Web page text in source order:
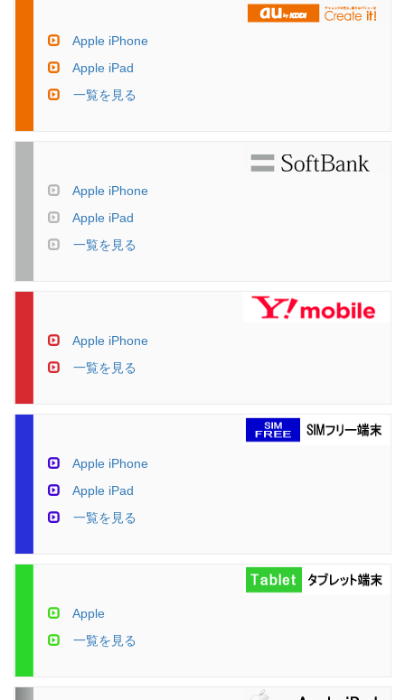
Apple iPhone
Apple iPad
一覧を見る
Apple iPhone
Apple iPad
一覧を見る
Apple iPhone
一覧を見る
Apple iPhone
Apple iPad
一覧を見る
Apple
一覧を見る